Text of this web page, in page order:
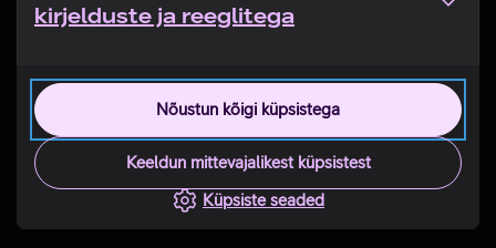
kirjelduste ja reeglitega
Nõustun kõigi küpsistega
Keeldun mittevajalikest küpsistest
Küpsiste seaded